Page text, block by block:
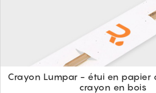
Crayon Lumpar - étui en papier
crayon en bois